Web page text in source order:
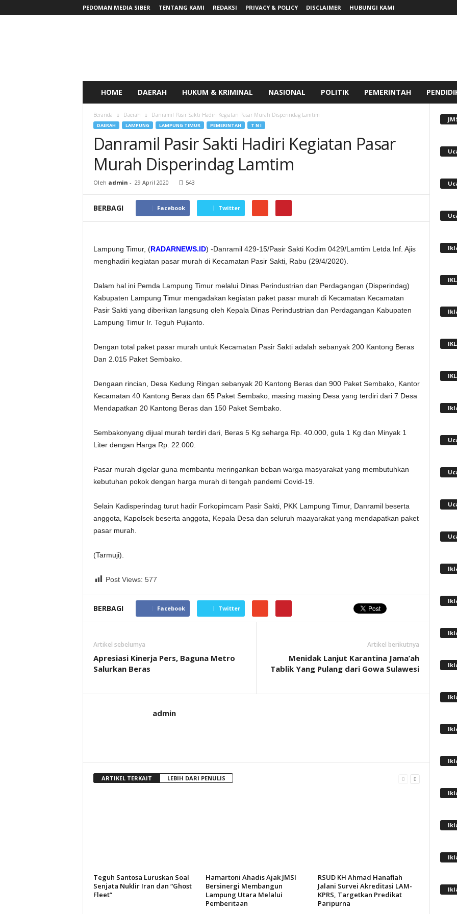
PEDOMAN MEDIA SIBER TENTANG KAMI REDAKSI PRIVACY & POLICY DISCLAIMER HUBUNGI KAMI
HOME DAERAH HUKUM & KRIMINAL NASIONAL POLITIK PEMERINTAH
Beranda Daerah Danramil Pasir Sakti Hadiri Kegiatan Pasar Murah Disperindag Lamtim
DAERAH LAMPUNG LAMPUNG TIMUR PEMERINTAH T N I
Danramil Pasir Sakti Hadiri Kegiatan Pasar
Murah Disperindag Lamtim
Oleh admin - 29 April 2020 543
BERBAGI Facebook Twitter
Lampung Timur, (RADARNEWS.ID) -Danramil 429-15/Pasir Sakti Kodim 0429/Lamtim Letda Inf. Ajis
menghadiri kegiatan pasar murah di Kecamatan Pasir Sakti, Rabu (29/4/2020).
Dalam hal ini Pemda Lampung Timur melalui Dinas Perindustrian dan Perdagangan (Disperindag)
Kabupaten Lampung Timur mengadakan kegiatan paket pasar murah di Kecamatan Kecamatan
Pasir Sakti yang diberikan langsung oleh Kepala Dinas Perindustrian dan Perdagangan Kabupaten
Lampung Timur Ir. Teguh Pujianto.
Dengan total paket pasar murah untuk Kecamatan Pasir Sakti adalah sebanyak 200 Kantong Beras
Dan 2.015 Paket Sembako.
Dengaan rincian, Desa Kedung Ringan sebanyak 20 Kantong Beras dan 900 Paket Sembako, Kantor
Kecamatan 40 Kantong Beras dan 65 Paket Sembako, masing masing Desa yang terdiri dari 7 Desa
Mendapatkan 20 Kantong Beras dan 150 Paket Sembako.
Sembakonyang dijual murah terdiri dari, Beras 5 Kg seharga Rp. 40.000, gula 1 Kg dan Minyak 1
Liter dengan Harga Rp. 22.000.
Pasar murah digelar guna membantu meringankan beban warga masyarakat yang membutuhkan
kebutuhan pokok dengan harga murah di tengah pandemi Covid-19.
Selain Kadisperindag turut hadir Forkopimcam Pasir Sakti, PKK Lampung Timur, Danramil beserta
anggota, Kapolsek beserta anggota, Kepala Desa dan seluruh maayarakat yang mendapatkan paket
pasar murah.
(Tarmuji).
Post Views: 577
BERBAGI Facebook Twitter
Artikel sebelumya
Apresiasi Kinerja Pers, Baguna Metro
Salurkan Beras
Artikel berikutnya
Menidak Lanjut Karantina Jama’ah
Tablik Yang Pulang dari Gowa Sulawesi
admin
ARTIKEL TERKAIT LEBIH DARI PENULIS
Teguh Santosa Luruskan Soal
Senjata Nuklir Iran dan “Ghost
Fleet”
Hamartoni Ahadis Ajak JMSI
Bersinergi Membangun
Lampung Utara Melalui
Pemberitaan
RSUD KH Ahmad Hanafiah
Jalani Survei Akreditasi LAM-
KPRS, Targetkan Predikat
Paripurna